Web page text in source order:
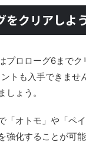
をクリアしよ
プロローグ6まで
トも入手できま
ょう。
「オトモ」や「ペ
化することが可能